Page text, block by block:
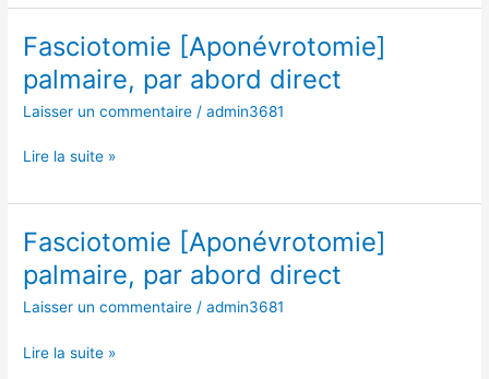
Fasciotomie [Aponévrotomie]
palmaire, par abord direct
Laisser un commentaire /admin3681
Fasciotomie
[Aponévrotomie]
palmaire,
par
direct
Lire la suite »
Fasciotomie [Aponévrotomie]
palmaire, par abord direct
Laisser un commentaire /admin3681
Fasciotomie
[Aponévrotomie]
palmaire,
par
direct
Lire la suite »